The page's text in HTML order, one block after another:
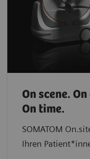
On scene.
On time.
SOMATOM
Ihren